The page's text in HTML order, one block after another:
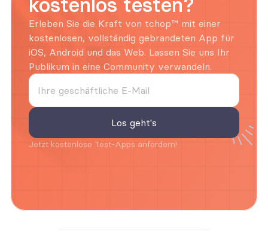
Erleben Sie die Kraft von tchop™ mit einer
kostenlosen, vollständig gebrandeten App für
iOS, Android und das Web. Lassen Sie uns Ihr
Publikum in eine Community verwandeln.
Jetzt kostenlose Test-Apps anfordern!